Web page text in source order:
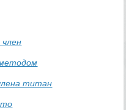
методом
титан